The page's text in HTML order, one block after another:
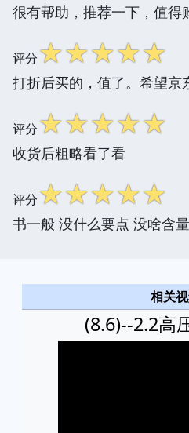
很有帮助，推荐一下，值得
评分☆☆☆☆☆
打折后买的，值了。希望京
评分☆☆☆☆☆
收货后粗略看了看
评分☆☆☆☆☆
书一般 没什么要点 没啥含
相关
(8.6)--2.2高